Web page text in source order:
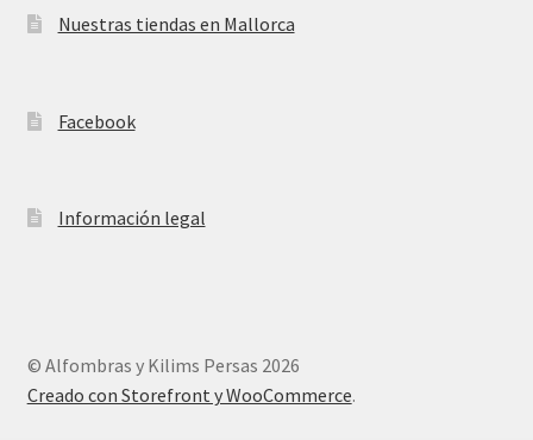
Nuestras tiendas en Mallorca
Facebook
Información legal
© Alfombras y Kilims Persas 2026
Creado con Storefront y WooCommerce.